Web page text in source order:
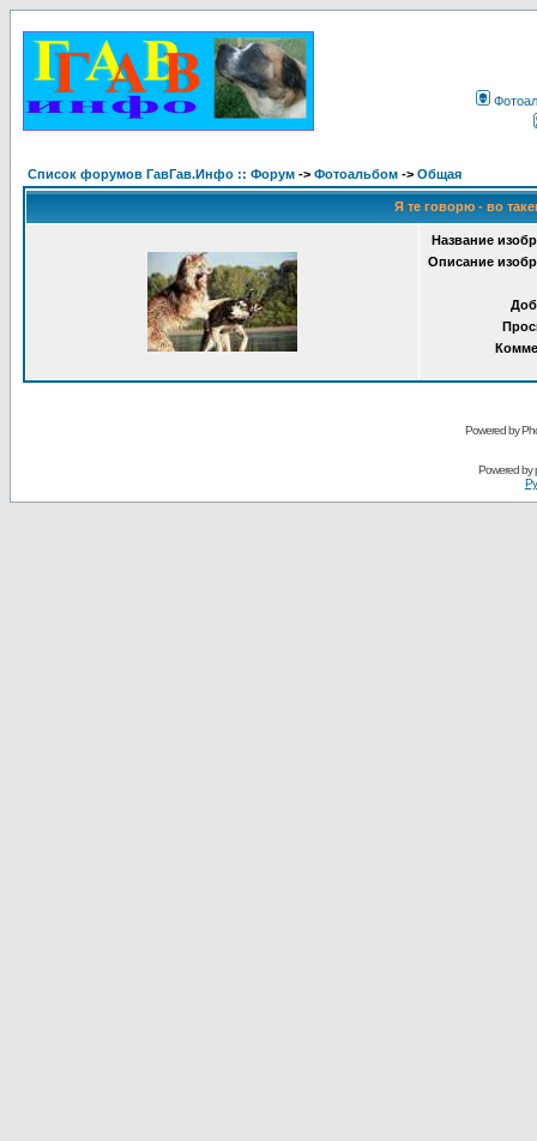
Список форумов ГавГав.Инфо :: Форум -> Фотоальбом -> Общая
Я те говорю - во
Название
Описание
Powered by
Powered by